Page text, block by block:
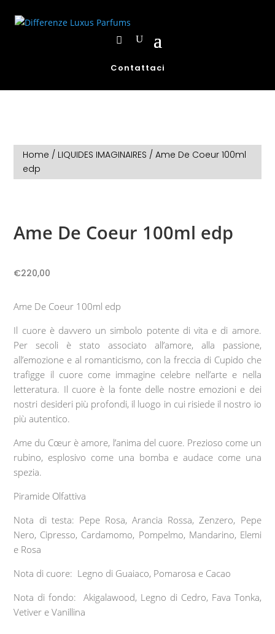
Contattaci
Home / LIQUIDES IMAGINAIRES / Ame De Coeur 100ml
edp
Ame De Coeur 100ml edp
€220,00
Ame De Coeur 100ml edp
Il cuore è davvero un simbolo potente di vita e di amore.
Per secoli è stato associato all’amore, alla passione,
all’emozione e al romanticismo, con la freccia di Cupido che
trafigge il cuore come immagine celebre nell’arte e nella
letteratura. Il cuore è la fonte delle nostre emozioni e dei
nostri desideri più profondi, il luogo in cui risiede il nostro io
più autentico.
Ame du Cœur è amore, l’anima del cuore. Prezioso come un
rubino, esplosivo come una bomba e audace come una
spezia.
Piramide Olfattiva
Nota di testa: Pepe Rosa, Arancia Rossa, Zenzero, Pepe
Nero, Cipresso, Cardamomo, Pompelmo, Mandarino, Elemi
e Rosa
Nota di cuore: Legno di Guaiaco, Pomarosa e Cacao
Nota di fondo:
Akigalawood, Legno di Cedro, Fava Tonka,
Vetiver e Vanillina